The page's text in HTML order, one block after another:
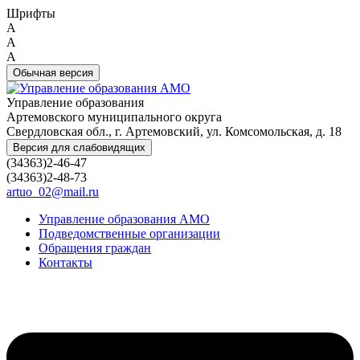
Шрифты
A
A
A
Обычная версия
Управление образования
Артемовского муниципального округа
Свердловская обл., г. Артемовский, ул. Комсомольская, д. 18
Версия для слабовидящих
(34363)2-46-47
(34363)2-48-73
artuo_02@mail.ru
Управление образования АМО
Подведомственные организации
Обращения граждан
Контакты